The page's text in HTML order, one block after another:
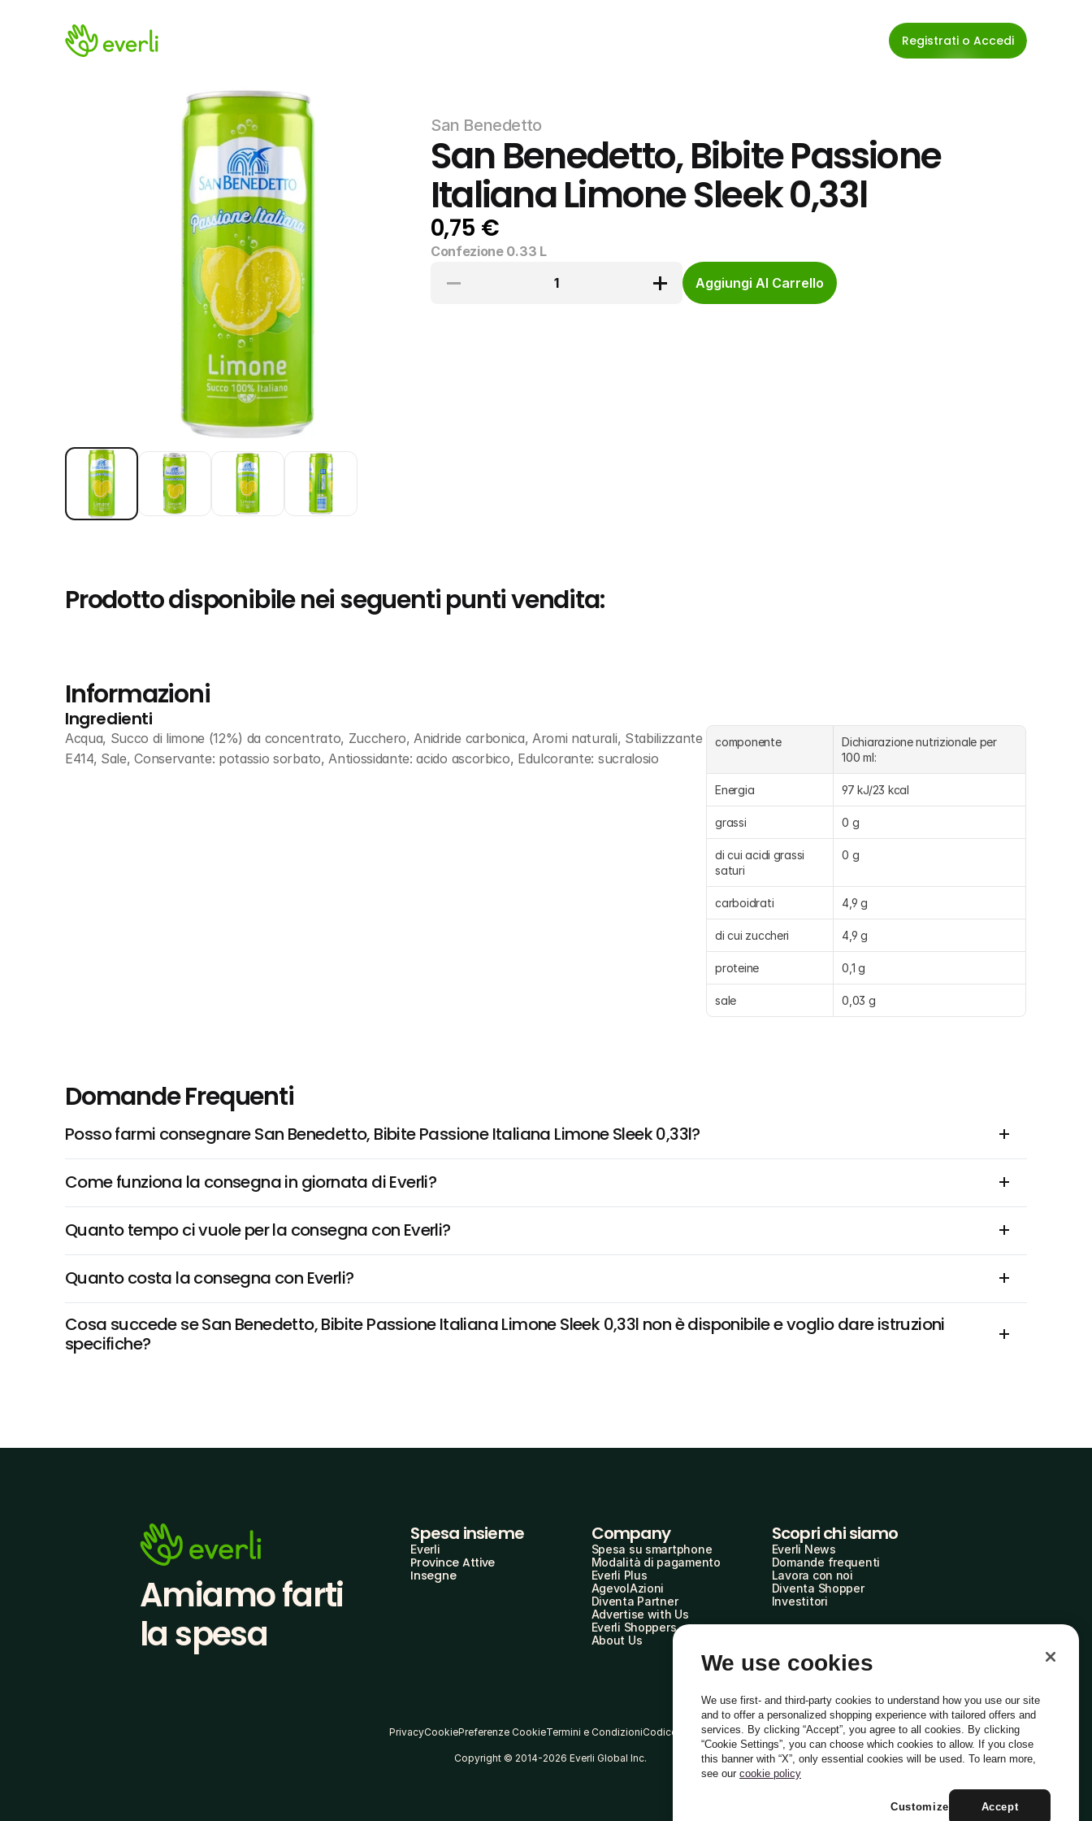
Registrati o Accedi
San Benedetto
San Benedetto, Bibite Passione
Italiana Limone Sleek 0,33l
0,75 €
Confezione 0.33 L
1
Aggiungi Al Carrello
Prodotto disponibile nei seguenti punti vendita:
Informazioni
Ingredienti
Acqua, Succo di limone (12%) da concentrato, Zucchero, Anidride carbonica, Aromi naturali, Stabilizzante
E414, Sale, Conservante: potassio sorbato, Antiossidante: acido ascorbico, Edulcorante: sucralosio
componente
Dichiarazione nutrizionale per
100 ml:
Energia 97 kJ/23 kcal
grassi 0 g
di cui acidi grassi
saturi
0 g
carboidrati 4,9 g
di cui zuccheri 4,9 g
proteine 0,1 g
sale 0,03 g
Domande Frequenti
Posso farmi consegnare San Benedetto, Bibite Passione Italiana Limone Sleek 0,33l?
Come funziona la consegna in giornata di Everli?
Quanto tempo ci vuole per la consegna con Everli?
Quanto costa la consegna con Everli?
Cosa succede se San Benedetto, Bibite Passione Italiana Limone Sleek 0,33l non è disponibile e voglio dare istruzioni
specifiche?
Amiamo farti
la spesa
Spesa insieme
Everli
Province Attive
Insegne
Company
Spesa su smartphone
Modalità di pagamento
Everli Plus
AgevolAzioni
Diventa Partner
Advertise with Us
Everli Shoppers
About Us
Scopri chi siamo
Everli News
Domande frequenti
Lavora con noi
Diventa Shopper
Investitori
PrivacyCookiePreferenze CookieTermini e CondizioniCodice Etico
Copyright © 2014-2026 Everli Global Inc. Italiano
We use cookies
We use first- and third-party cookies to understand how you use our site
and to offer a personalized shopping experience with tailored offers and
services. By clicking “Accept”, you agree to all cookies. By clicking
“Cookie Settings”, you can choose which cookies to allow. If you close
this banner with “X”, only essential cookies will be used. To learn more,
see our cookie policy
Accept
Customize